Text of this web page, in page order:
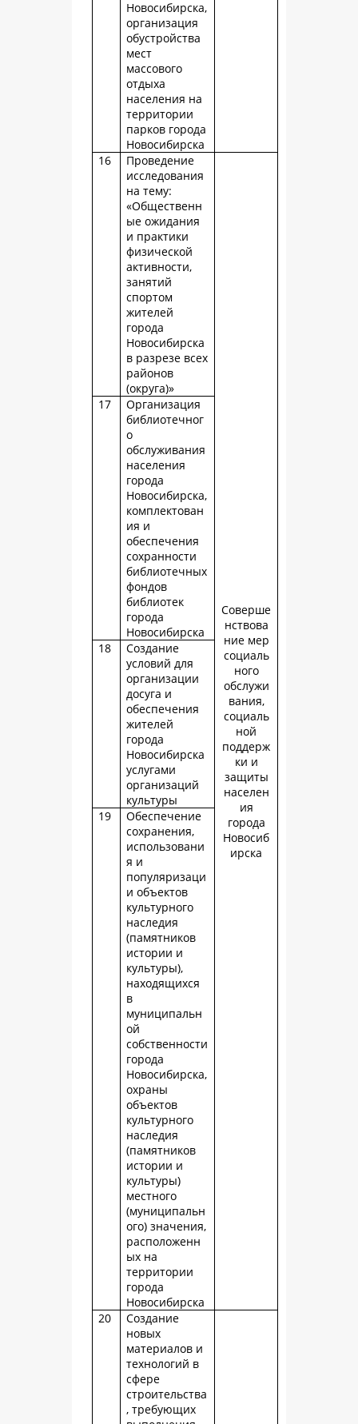
Новосибирска,
организация
обустройства
мест
массового
отдыха
населения на
территории
парков города
Новосибирска
16
Проведение
исследования
на тему:
«Общественн
ые ожидания
и практики
физической
активности,
занятий
спортом
жителей
города
Новосибирска
в разрезе всех
районов
(округа)»
Соверше
нствова
ние мер
социаль
ного
обслужи
вания,
социаль
ной
поддерж
ки и
защиты
населен
ия
города
Новосиб
ирска
17
Организация
библиотечног
о
обслуживания
населения
города
Новосибирска,
комплектован
ия и
обеспечения
сохранности
библиотечных
фондов
библиотек
города
Новосибирска
18
Создание
условий для
организации
досуга и
обеспечения
жителей
города
Новосибирска
услугами
организаций
культуры
19
Обеспечение
сохранения,
использовани
я и
популяризаци
и объектов
культурного
наследия
(памятников
истории и
культуры),
находящихся
в
муниципальн
ой
собственности
города
Новосибирска,
охраны
объектов
культурного
наследия
(памятников
истории и
культуры)
местного
(муниципальн
ого) значения,
расположенн
ых на
территории
города
Новосибирска
20
Создание
новых
материалов и
технологий в
сфере
строительства
, требующих